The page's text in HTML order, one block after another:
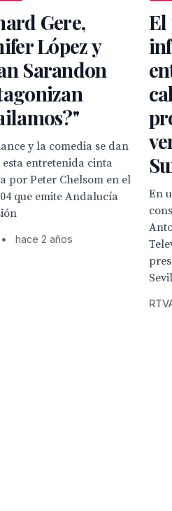
Gere,
López y
Sarandon
y la comedia se dan
esta entretenida cinta
por Peter Chelsom en el
que emite Andalucía
• hace 2 años
El
En